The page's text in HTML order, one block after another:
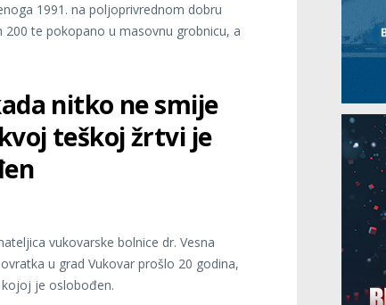
1991. na poljoprivrednom dobru
200 te pokopano u masovnu grobnicu, a
nitko ne smije
teškoj žrtvi je
vukovarske bolnice dr. Vesna
u grad Vukovar prošlo 20 godina,
je oslobođen.